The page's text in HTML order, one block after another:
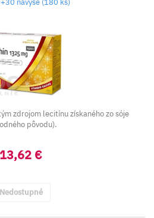
navyše (180 ks)
zdrojom lecitínu získaného zo sóje
pôvodu).
13,62 €
Nedostupné